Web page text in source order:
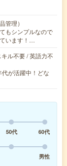
管理）
もシンプルなので
います！…
ル不要 / 英語力不
が活躍中！どな
50代
60代
男性